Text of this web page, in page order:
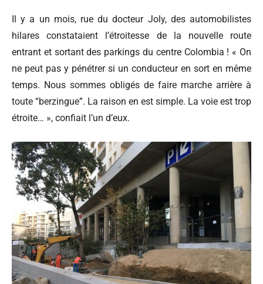
Il y a un mois, rue du docteur Joly, des automobilistes
hilares constataient l’étroitesse de la nouvelle route
entrant et sortant des parkings du centre Colombia ! « On
ne peut pas y pénétrer si un conducteur en sort en même
temps. Nous sommes obligés de faire marche arrière à
toute “berzingue”. La raison en est simple. La voie est trop
étroite… », confiait l’un d’eux.